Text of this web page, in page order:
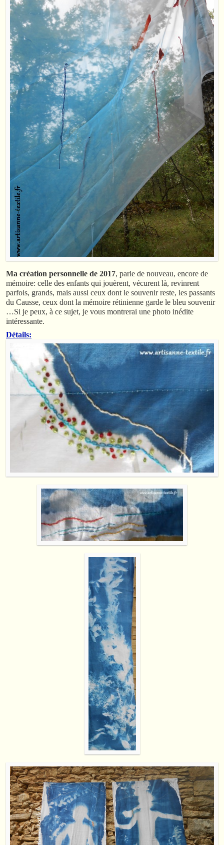
Ma création personnelle de 2017, parle de nouveau, encore de
mémoire: celle des enfants qui jouèrent, vécurent là, revinrent
parfois, grands, mais aussi ceux dont le souvenir reste, les passants
du Causse, ceux dont la mémoire rétinienne garde le bleu souvenir
…Si je peux, à ce sujet, je vous montrerai une photo inédite
intéressante.
Détails: